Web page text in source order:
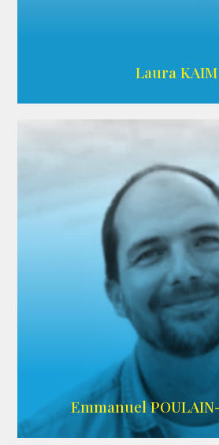
Laura KAIM
AGENCE
Emmanuel